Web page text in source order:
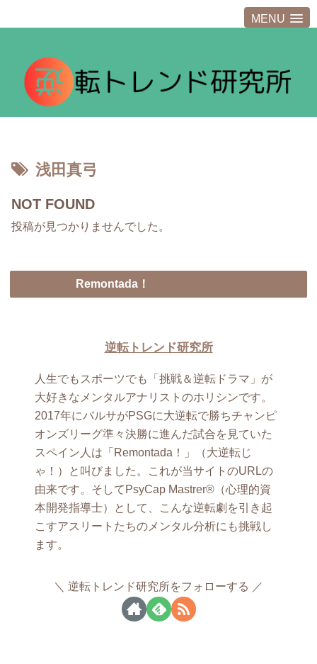
MENU
浅田真弓
NOT FOUND
投稿が見つかりませんでした。
Remontada！
逆転トレンド研究所
人生でもスポーツでも「挑戦＆逆転ドラマ」が
大好きなメンタルアナリストのホリシンです。
2017年にバルサがPSGに大逆転で勝ちチャンピ
オンズリーグ準々決勝に進んだ試合を見ていた
スペイン人は「Remontada！」（大逆転じ
ゃ！）と叫びました。これが当サイトのURLの
由来です。そしてPsyCap Mastrer®（心理的資
本開発指導士）として、こんな逆転劇を引き起
こすアスリートたちのメンタル分析にも挑戦し
ます。
逆転トレンド研究所をフォローする